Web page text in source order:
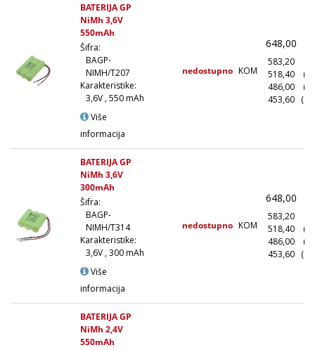
BATERIJA GP
NiMh 3,6V
550mAh
Šifra:
BAGP-
NIMH/T207
Karakteristike:
3,6V , 550 mAh
Više
informacija
nedostupno KOM
648,00
583,20
518,40
486,00
453,60
BATERIJA GP
NiMh 3,6V
300mAh
Šifra:
BAGP-
NIMH/T314
Karakteristike:
3,6V , 300 mAh
Više
informacija
nedostupno KOM
648,00
583,20
518,40
486,00
453,60
BATERIJA GP
NiMh 2,4V
550mAh